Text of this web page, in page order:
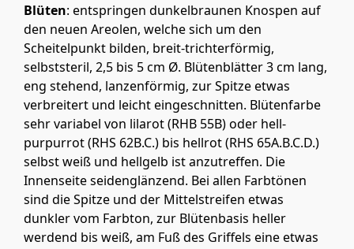
Blüten: entspringen dunkelbraunen Knospen auf
den neuen Areolen, welche sich um den
Scheitelpunkt bilden, breit-trichterförmig,
selbststeril, 2,5 bis 5 cm Ø. Blütenblätter 3 cm lang,
eng stehend, lanzenförmig, zur Spitze etwas
verbreitert und leicht eingeschnitten. Blütenfarbe
sehr variabel von lilarot (RHB 55B) oder hell-
purpurrot (RHS 62B.C.) bis hellrot (RHS 65A.B.C.D.)
selbst weiß und hellgelb ist anzutreffen. Die
Innenseite seidenglänzend. Bei allen Farbtönen
sind die Spitze und der Mittelstreifen etwas
dunkler vom Farbton, zur Blütenbasis heller
werdend bis weiß, am Fuß des Griffels eine etwas